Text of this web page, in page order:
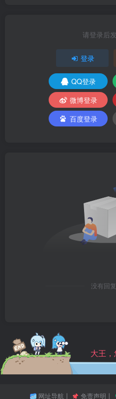
请登录后
登录
QQ登录
微博登录
百度登录
没有回
大王，
网址导航丨 免责声明 丨